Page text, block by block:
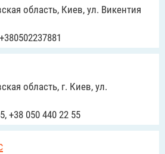
область, Киев, ул. Викентия
область, г. Киев, ул.
+38 050 440 22 55